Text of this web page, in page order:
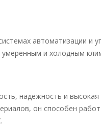
автоматизации и
и холодным
надёжность и высокая
он способен